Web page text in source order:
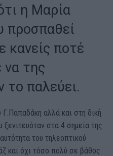
η Μαρία
προσπαθεί
κανείς ποτέ
να της
το παλεύει.
αλλά και στη δική
στα 4 σημεία της
του τηλεοπτικού
και όχι τόσο πολύ σε βάθος